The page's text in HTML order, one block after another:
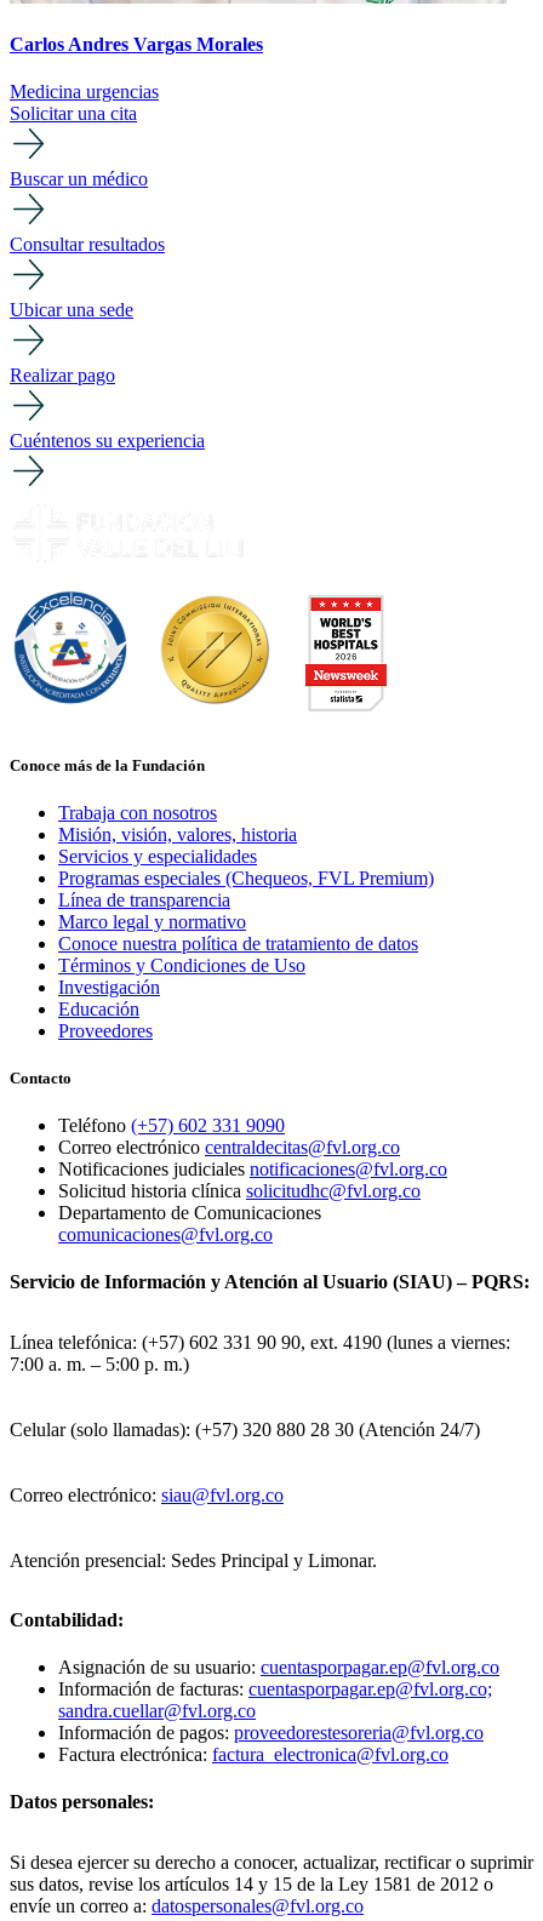
Carlos Andres Vargas Morales
Medicina urgencias
Solicitar una cita
Buscar un médico
Consultar resultados
Ubicar una sede
Realizar pago
Cuéntenos su experiencia
Conoce más de la Fundación
Trabaja con nosotros
Misión, visión, valores, historia
Servicios y especialidades
Programas especiales (Chequeos, FVL Premium)
Línea de transparencia
Marco legal y normativo
Conoce nuestra política de tratamiento de datos
Términos y Condiciones de Uso
Investigación
Educación
Proveedores
Contacto
Teléfono (+57) 602 331 9090
Correo electrónico centraldecitas@fvl.org.co
Notificaciones judiciales notificaciones@fvl.org.co
Solicitud historia clínica solicitudhc@fvl.org.co
Departamento de Comunicaciones
comunicaciones@fvl.org.co
Servicio de Información y Atención al Usuario (SIAU) – PQRS:
Línea telefónica: (+57) 602 331 90 90, ext. 4190 (lunes a viernes:
7:00 a. m. – 5:00 p. m.)
Celular (solo llamadas): (+57) 320 880 28 30 (Atención 24/7)
Correo electrónico: siau@fvl.org.co
Atención presencial: Sedes Principal y Limonar.
Contabilidad:
Asignación de su usuario: cuentasporpagar.ep@fvl.org.co
Información de facturas: cuentasporpagar.ep@fvl.org.co;
sandra.cuellar@fvl.org.co
Información de pagos: proveedorestesoreria@fvl.org.co
Factura electrónica: factura_electronica@fvl.org.co
Datos personales:
Si desea ejercer su derecho a conocer, actualizar, rectificar o suprimir
sus datos, revise los artículos 14 y 15 de la Ley 1581 de 2012 o
envíe un correo a: datospersonales@fvl.org.co